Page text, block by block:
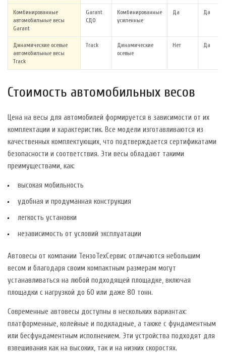
Комбинированные
автомобильные весы
Garant
Garant
СДО
Комбинированные
усиленные
Да Да
Динамические осевые
автомобильные весы
Track
Track
Динамические
осевые
Нет Да
Стоимость автомобильных весов
Цена на весы для автомобилей формируется в зависимости от их
комплектации и характеристик. Все модели изготавливаются из
качественных комплектующих, что подтверждается сертификатами
безопасности и соответствия. Эти весы обладают такими
преимуществами, как:
высокая мобильность
удобная и продуманная конструкция
легкость установки
независимость от условий эксплуатации
Автовесы от компании ТензоТехСервис отличаются небольшим
весом и благодаря своим компактным размерам могут
устанавливаться на любой подходящей площадке, включая
площадки с нагрузкой до 60 или даже 80 тонн.
Современные автовесы доступны в нескольких вариантах:
платформенные, колейные и подкладные, а также с фундаментным
или бесфундаментным исполнением. Эти устройства подходят для
взвешивания как на высоких, так и на низких скоростях.